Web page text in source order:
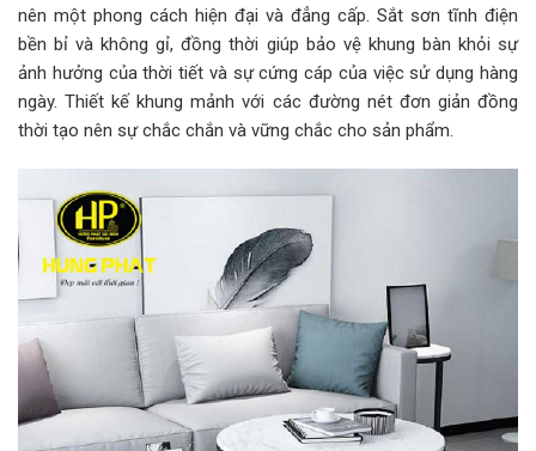
nên một phong cách hiện đại và đẳng cấp. Sắt sơn tĩnh điện
bền bỉ và không gỉ, đồng thời giúp bảo vệ khung bàn khỏi sự
ảnh hưởng của thời tiết và sự cứng cáp của việc sử dụng hàng
ngày. Thiết kế khung mảnh với các đường nét đơn giản đồng
thời tạo nên sự chắc chắn và vững chắc cho sản phẩm.